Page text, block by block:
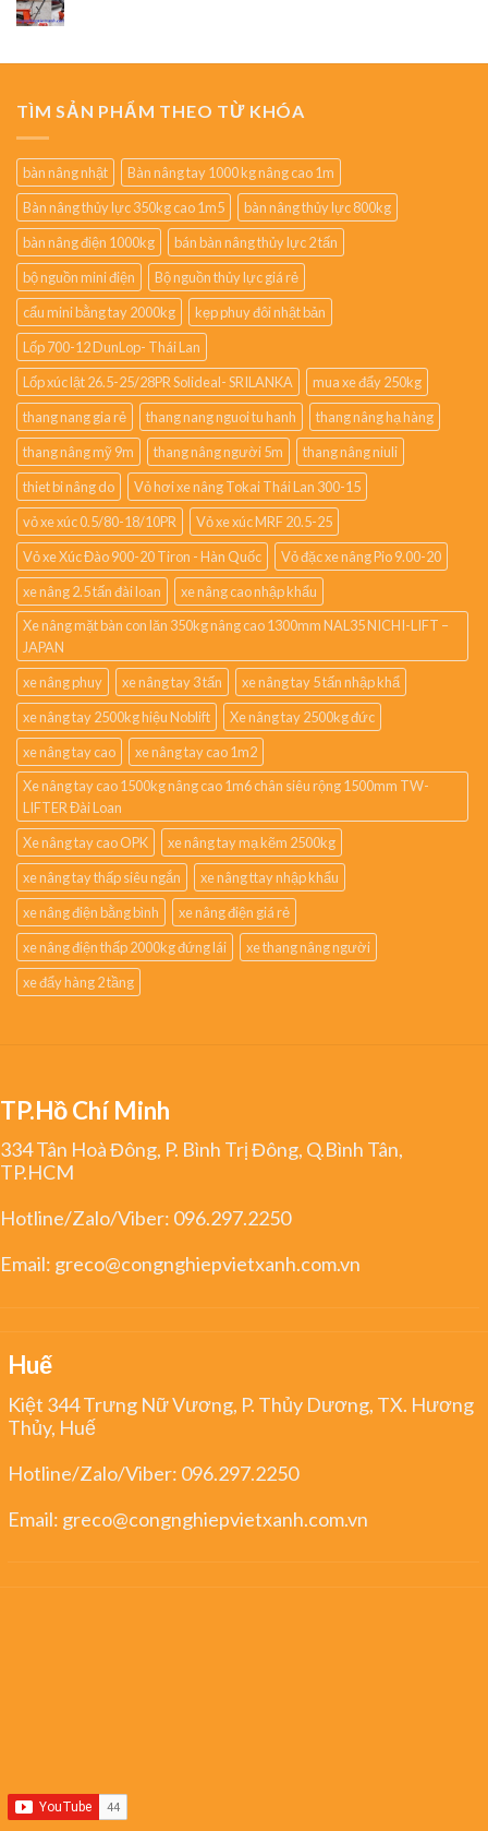
TÌM SẢN PHẨM THEO TỪ KHÓA
bàn nâng nhật
Bàn nâng tay 1000 kg nâng cao 1m
Bàn nâng thủy lực 350kg cao 1m5
bàn nâng thủy lực 800kg
bàn nâng điện 1000kg
bán bàn nâng thủy lực 2 tấn
bộ nguồn mini điện
Bộ nguồn thủy lực giá rẻ
cẩu mini bằng tay 2000kg
kẹp phuy đôi nhật bản
Lốp 700-12 DunLop- Thái Lan
Lốp xúc lật 26.5-25/28PR Solideal- SRILANKA
mua xe đẩy 250kg
thang nang gia rẻ
thang nang nguoi tu hanh
thang nâng hạ hàng
thang nâng mỹ 9m
thang nâng người 5m
thang nâng niuli
thiet bi nâng do
Vỏ hơi xe nâng Tokai Thái Lan 300-15
vỏ xe xúc 0.5/80-18/10PR
Vỏ xe xúc MRF 20.5-25
Vỏ xe Xúc Đào 900-20 Tiron - Hàn Quốc
Vỏ đặc xe nâng Pio 9.00-20
xe nâng 2.5 tấn đài loan
xe nâng cao nhập khẩu
Xe nâng mặt bàn con lăn 350kg nâng cao 1300mm NAL35 NICHI-LIFT –
JAPAN
xe nâng phuy
xe nâng tay 3 tấn
xe nâng tay 5 tấn nhập khẩ
xe nâng tay 2500kg hiệu Noblift
Xe nâng tay 2500kg đức
xe nâng tay cao
xe nâng tay cao 1m2
Xe nâng tay cao 1500kg nâng cao 1m6 chân siêu rộng 1500mm TW-
LIFTER Đài Loan
Xe nâng tay cao OPK
xe nâng tay mạ kẽm 2500kg
xe nâng tay thấp siêu ngắn
xe nâng ttay nhập khẩu
xe nâng điện bằng bình
xe nâng điện giá rẻ
xe nâng điện thấp 2000kg đứng lái
xe thang nâng người
xe đẩy hàng 2 tầng
TP.Hồ Chí Minh
334 Tân Hoà Đông, P. Bình Trị Đông, Q.Bình Tân,
TP.HCM
Hotline/Zalo/Viber: 096.297.2250
Email: greco@congnghiepvietxanh.com.vn
Huế
Kiệt 344 Trưng Nữ Vương, P. Thủy Dương, TX. Hương
Thủy, Huế
Hotline/Zalo/Viber: 096.297.2250
Email: greco@congnghiepvietxanh.com.vn